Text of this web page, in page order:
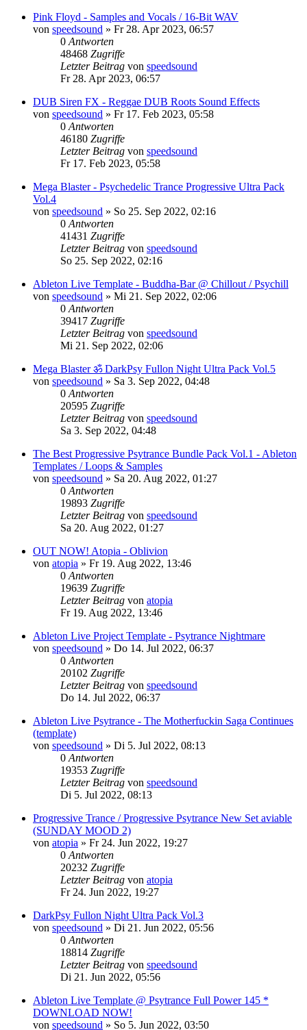
Pink Floyd - Samples and Vocals / 16-Bit WAV
von speedsound » Fr 28. Apr 2023, 06:57
0 Antworten
48468 Zugriffe
Letzter Beitrag von speedsound
Fr 28. Apr 2023, 06:57
DUB Siren FX - Reggae DUB Roots Sound Effects
von speedsound » Fr 17. Feb 2023, 05:58
0 Antworten
46180 Zugriffe
Letzter Beitrag von speedsound
Fr 17. Feb 2023, 05:58
Mega Blaster - Psychedelic Trance Progressive Ultra Pack
Vol.4
von speedsound » So 25. Sep 2022, 02:16
0 Antworten
41431 Zugriffe
Letzter Beitrag von speedsound
So 25. Sep 2022, 02:16
Ableton Live Template - Buddha-Bar @ Chillout / Psychill
von speedsound » Mi 21. Sep 2022, 02:06
0 Antworten
39417 Zugriffe
Letzter Beitrag von speedsound
Mi 21. Sep 2022, 02:06
Mega Blaster ॐ DarkPsy Fullon Night Ultra Pack Vol.5
von speedsound » Sa 3. Sep 2022, 04:48
0 Antworten
20595 Zugriffe
Letzter Beitrag von speedsound
Sa 3. Sep 2022, 04:48
The Best Progressive Psytrance Bundle Pack Vol.1 - Ableton
Templates / Loops & Samples
von speedsound » Sa 20. Aug 2022, 01:27
0 Antworten
19893 Zugriffe
Letzter Beitrag von speedsound
Sa 20. Aug 2022, 01:27
OUT NOW! Atopia - Oblivion
von atopia » Fr 19. Aug 2022, 13:46
0 Antworten
19639 Zugriffe
Letzter Beitrag von atopia
Fr 19. Aug 2022, 13:46
Ableton Live Project Template - Psytrance Nightmare
von speedsound » Do 14. Jul 2022, 06:37
0 Antworten
20102 Zugriffe
Letzter Beitrag von speedsound
Do 14. Jul 2022, 06:37
Ableton Live Psytrance - The Motherfuckin Saga Continues
(template)
von speedsound » Di 5. Jul 2022, 08:13
0 Antworten
19353 Zugriffe
Letzter Beitrag von speedsound
Di 5. Jul 2022, 08:13
Progressive Trance / Progressive Psytrance New Set aviable
(SUNDAY MOOD 2)
von atopia » Fr 24. Jun 2022, 19:27
0 Antworten
20232 Zugriffe
Letzter Beitrag von atopia
Fr 24. Jun 2022, 19:27
DarkPsy Fullon Night Ultra Pack Vol.3
von speedsound » Di 21. Jun 2022, 05:56
0 Antworten
18814 Zugriffe
Letzter Beitrag von speedsound
Di 21. Jun 2022, 05:56
Ableton Live Template @ Psytrance Full Power 145 *
DOWNLOAD NOW!
von speedsound » So 5. Jun 2022, 03:50